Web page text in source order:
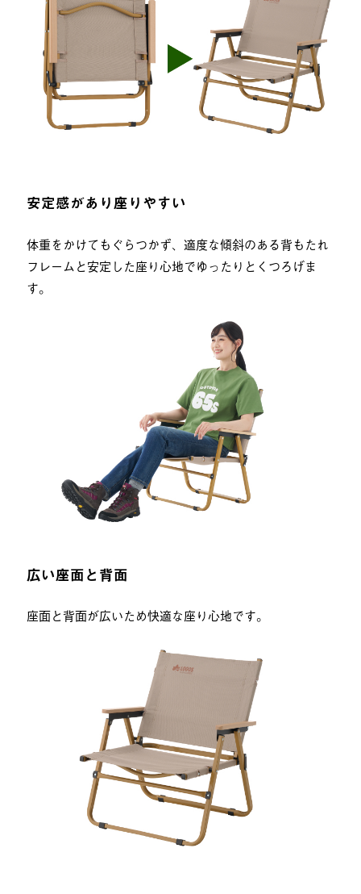
安定感があり座りやすい
体重をかけてもぐらつかず、適度な傾斜のある背もたれ
フレームと安定した座り心地でゆったりとくつろげま
す。
広い座面と背面
座面と背面が広いため快適な座り心地です。